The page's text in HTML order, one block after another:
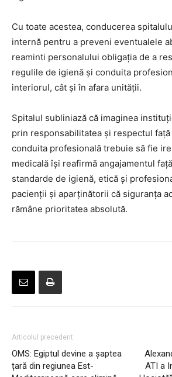
Cu toate acestea, conducerea
internă pentru a preveni eventualele
reaminti personalului obligația de a
regulile de igienă și conduita
interiorul, cât și în afara unității.
Spitalul subliniază că imaginea
prin responsabilitatea și respectul
conduita profesională trebuie să fie
medicală își reafirmă angajamentul
standarde de igienă, etică și
pacienții și aparținătorii că siguranța
rămâne prioritatea absolută.
Articolul precedent
OMS: Egiptul devine a șaptea
țară din regiunea Est-
ATI a